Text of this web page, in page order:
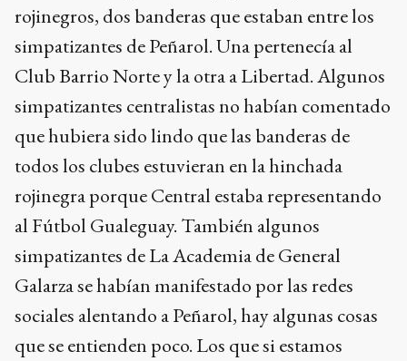
rojinegros, dos banderas que estaban entre los
simpatizantes de Peñarol. Una pertenecía al
Club Barrio Norte y la otra a Libertad. Algunos
simpatizantes centralistas no habían comentado
que hubiera sido lindo que las banderas de
todos los clubes estuvieran en la hinchada
rojinegra porque Central estaba representando
al Fútbol Gualeguay. También algunos
simpatizantes de La Academia de General
Galarza se habían manifestado por las redes
sociales alentando a Peñarol, hay algunas cosas
que se entienden poco. Los que si estamos